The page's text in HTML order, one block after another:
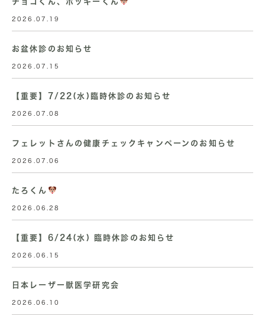
2026.07.19
お盆休診のお知らせ
2026.07.15
【重要】7/22(水)臨時休診のお知らせ
2026.07.08
フェレットさんの健康チェックキャンペーンのお知らせ
2026.07.06
たろくん
2026.06.28
【重要】6/24(水) 臨時休診のお知らせ
2026.06.15
日本レーザー獣医学研究会
2026.06.10